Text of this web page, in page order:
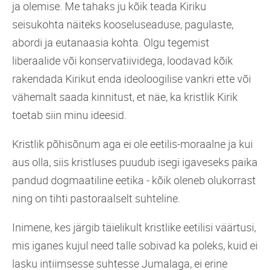
ja olemise. Me tahaks ju kõik teada Kiriku
seisukohta näiteks kooseluseaduse, pagulaste,
abordi ja eutanaasia kohta. Olgu tegemist
liberaalide või konservatiividega, loodavad kõik
rakendada Kirikut enda ideoloogilise vankri ette või
vähemalt saada kinnitust, et näe, ka kristlik Kirik
toetab siin minu ideesid.
Kristlik põhisõnum aga ei ole eetilis-moraalne ja kui
aus olla, siis kristluses puudub isegi igaveseks paika
pandud dogmaatiline eetika - kõik oleneb olukorrast
ning on tihti pastoraalselt suhteline.
Inimene, kes järgib täielikult kristlike eetilisi väärtusi,
mis iganes kujul need talle sobivad ka poleks, kuid ei
lasku intiimsesse suhtesse Jumalaga, ei erine